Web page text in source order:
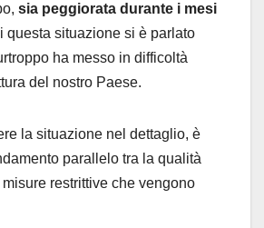
sia peggiorata durante i mesi
questa situazione si è parlato
ha messo in difficoltà
del nostro Paese.
la situazione nel dettaglio, è
parallelo tra la qualità
restrittive che vengono